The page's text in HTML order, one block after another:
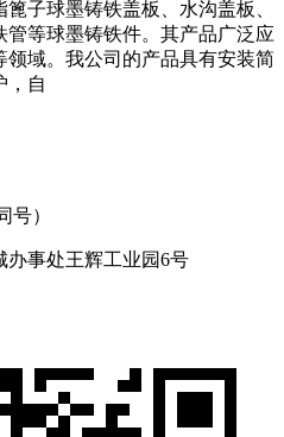
子球墨铸铁盖板、水沟盖板、
等球墨铸铁件。其产品广泛应
领域。我公司的产品具有安装简
，自
号）
办事处王辉工业园6号